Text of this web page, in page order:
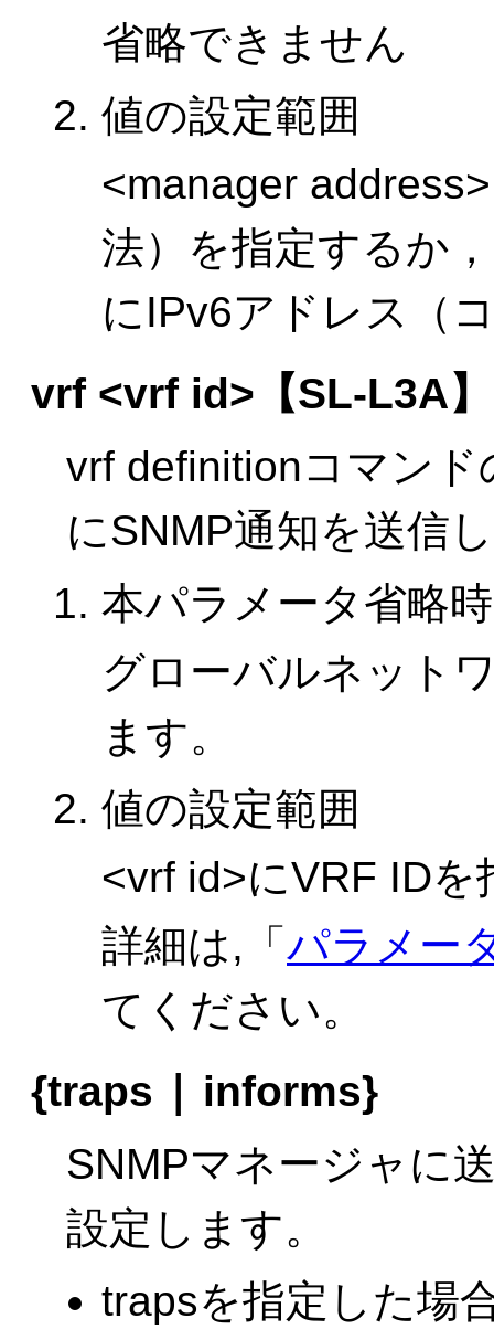
省略できません
値の設定範囲
<manager
法）を指定するか
にIPv6アドレス（
vrf <vrf id> 【SL-L3A】
vrf definitionコマン
にSNMP通知を送信
本パラメータ省略
グローバルネット
ます。
値の設定範囲
<vrf id>にVRF IDを
詳細は,「 パラメー
てください。
{traps
informs}
SNMPマネージャに
設定します。
trapsを指定した場